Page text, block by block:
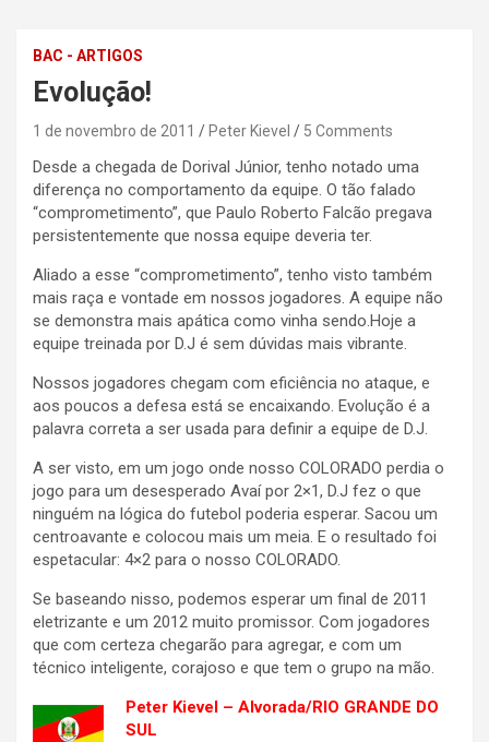
BAC - ARTIGOS
Evolução!
1 de novembro de 2011 Peter Kievel 5 Comments
Desde a chegada de Dorival Júnior, tenho notado uma
diferença no comportamento da equipe. O tão falado
“comprometimento”, que Paulo Roberto Falcão pregava
persistentemente que nossa equipe deveria ter.
Aliado a esse “comprometimento”, tenho visto também
mais raça e vontade em nossos jogadores. A equipe não
se demonstra mais apática como vinha sendo.Hoje a
equipe treinada por D.J é sem dúvidas mais vibrante.
Nossos jogadores chegam com eficiência no ataque, e
aos poucos a defesa está se encaixando. Evolução é a
palavra correta a ser usada para definir a equipe de D.J.
A ser visto, em um jogo onde nosso COLORADO perdia o
jogo para um desesperado Avaí por 2×1, D.J fez o que
ninguém na lógica do futebol poderia esperar. Sacou um
centroavante e colocou mais um meia. E o resultado foi
espetacular: 4×2 para o nosso COLORADO.
Se baseando nisso, podemos esperar um final de 2011
eletrizante e um 2012 muito promissor. Com jogadores
que com certeza chegarão para agregar, e com um
técnico inteligente, corajoso e que tem o grupo na mão.
Peter Kievel – Alvorada/RIO GRANDE DO
SUL